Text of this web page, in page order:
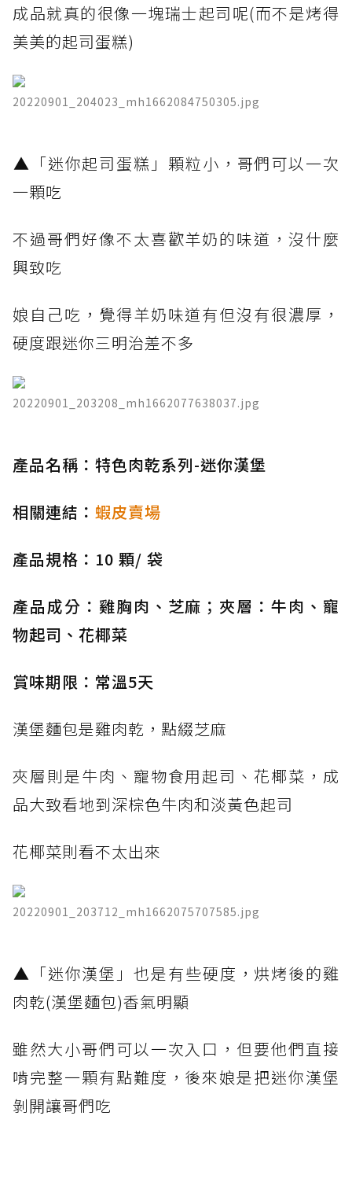
成品就真的很像一塊瑞士起司呢(而不是烤得
美美的起司蛋糕)
20220901_204023_mh1662084750305.jpg
​▲「迷你起司蛋糕」顆粒小，哥們可以一次
一顆吃
不過哥們好像不太喜歡羊奶的味道，沒什麼
興致吃
娘自己吃，覺得羊奶味道有但沒有很濃厚，
硬度跟迷你三明治差不多
20220901_203208_mh1662077638037.jpg
產品名稱：特色肉乾系列-迷你漢堡
相關連結： 蝦皮賣場
產品規格：10 顆/ 袋
產品成分：雞胸肉、芝麻；夾層：牛肉、寵
物起司、花椰菜
賞味期限：常溫5天
漢堡麵包是雞肉乾，點綴芝麻
夾層則是牛肉、寵物食用起司、花椰菜，成
品大致看地到深棕色牛肉和淡黃色起司
花椰菜則看不太出來
20220901_203712_mh1662075707585.jpg
​▲「迷你漢堡」也是有些硬度，烘烤後的雞
肉乾(漢堡麵包)香氣明顯
雖然大小哥們可以一次入口，但要他們直接
啃完整一顆有點難度，後來娘是把迷你漢堡
剝開讓哥們吃